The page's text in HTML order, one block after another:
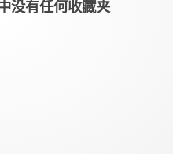
没有任何收藏夹